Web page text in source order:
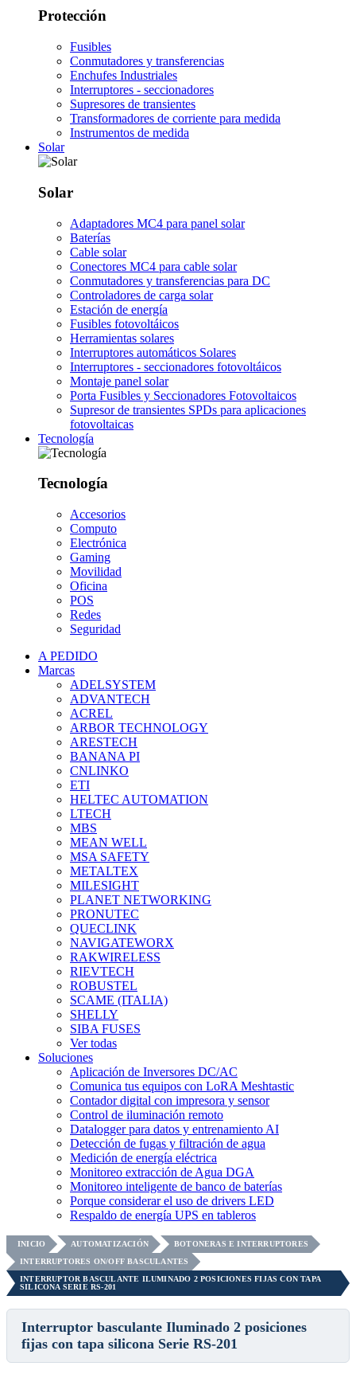
Protección
Fusibles
Conmutadores y transferencias
Enchufes Industriales
Interruptores - seccionadores
Supresores de transientes
Transformadores de corriente para medida
Instrumentos de medida
Solar
Solar
Adaptadores MC4 para panel solar
Baterías
Cable solar
Conectores MC4 para cable solar
Conmutadores y transferencias para DC
Controladores de carga solar
Estación de energía
Fusibles fotovoltáicos
Herramientas solares
Interruptores automáticos Solares
Interruptores - seccionadores fotovoltáicos
Montaje panel solar
Porta Fusibles y Seccionadores Fotovoltaicos
Supresor de transientes SPDs para aplicaciones
fotovoltaicas
Tecnología
Tecnología
Accesorios
Computo
Electrónica
Gaming
Movilidad
Oficina
POS
Redes
Seguridad
A PEDIDO
Marcas
ADELSYSTEM
ADVANTECH
ACREL
ARBOR TECHNOLOGY
ARESTECH
BANANA PI
CNLINKO
ETI
HELTEC AUTOMATION
LTECH
MBS
MEAN WELL
MSA SAFETY
METALTEX
MILESIGHT
PLANET NETWORKING
PRONUTEC
QUECLINK
NAVIGATEWORX
RAKWIRELESS
RIEVTECH
ROBUSTEL
SCAME (ITALIA)
SHELLY
SIBA FUSES
Ver todas
Soluciones
Aplicación de Inversores DC/AC
Comunica tus equipos con LoRA Meshtastic
Contador digital con impresora y sensor
Control de iluminación remoto
Datalogger para datos y entrenamiento AI
Detección de fugas y filtración de agua
Medición de energía eléctrica
Monitoreo extracción de Agua DGA
Monitoreo inteligente de banco de baterías
Porque considerar el uso de drivers LED
Respaldo de energía UPS en tableros
INICIO AUTOMATIZACIÓN
BOTONERAS E INTERRUPTORES
INTERRUPTORES ON/OFF BASCULANTES
INTERRUPTOR BASCULANTE ILUMINADO 2 POSICIONES FIJAS CON TAPA
SILICONA SERIE RS-201
Interruptor basculante Iluminado 2 posiciones
fijas con tapa silicona Serie RS-201